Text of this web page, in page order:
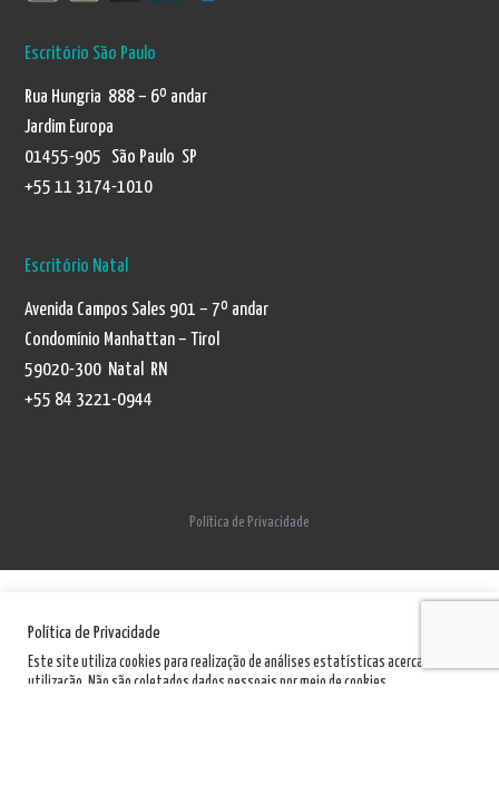
Escritório São Paulo
Rua Hungria 888 – 6º andar
Jardim Europa
01455-905 São Paulo SP
+55 11 3174-1010
Escritório Natal
Avenida Campos Sales 901 – 7º andar
Condomínio Manhattan – Tirol
59020-300 Natal RN
+55 84 3221-0944
Política de Privacidade
Política de Privacidade
Este site utiliza cookies para realização de análises estatísticas acerca de sua
utilização. Não são coletados dados pessoais por meio de cookies.